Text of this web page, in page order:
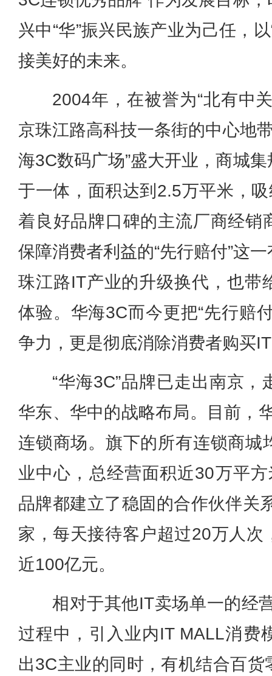
兴中“华”振兴民族产业为己任，
接美好的未来。
2004年，在被誉为“北有中
京珠江路高科技一条街的中心地
海3C数码广场”盛大开业，商城
于一体，面积达到2.5万平米，
着良好品牌口碑的主流厂商经销
保障消费者利益的“先行赔付”这
珠江路IT产业的升级换代，也带
体验。华海3C而今更把“先行赔
争力，更是彻底消除消费者购买
“华海3C”品牌已走出南京
华东、华中的战略布局。目前，
连锁商场。旗下的所有连锁商城
业中心，总经营面积近30万平
品牌都建立了稳固的合作伙伴关
家，每天接待客户超过20万人次
近100亿元。
相对于其他IT卖场单一的经
过程中，引入业内IT MALL消费
出3C主业的同时，有机结合百